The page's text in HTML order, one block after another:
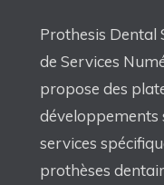
Prothesis Dental
de Services
propose des
développements
services
prothèses